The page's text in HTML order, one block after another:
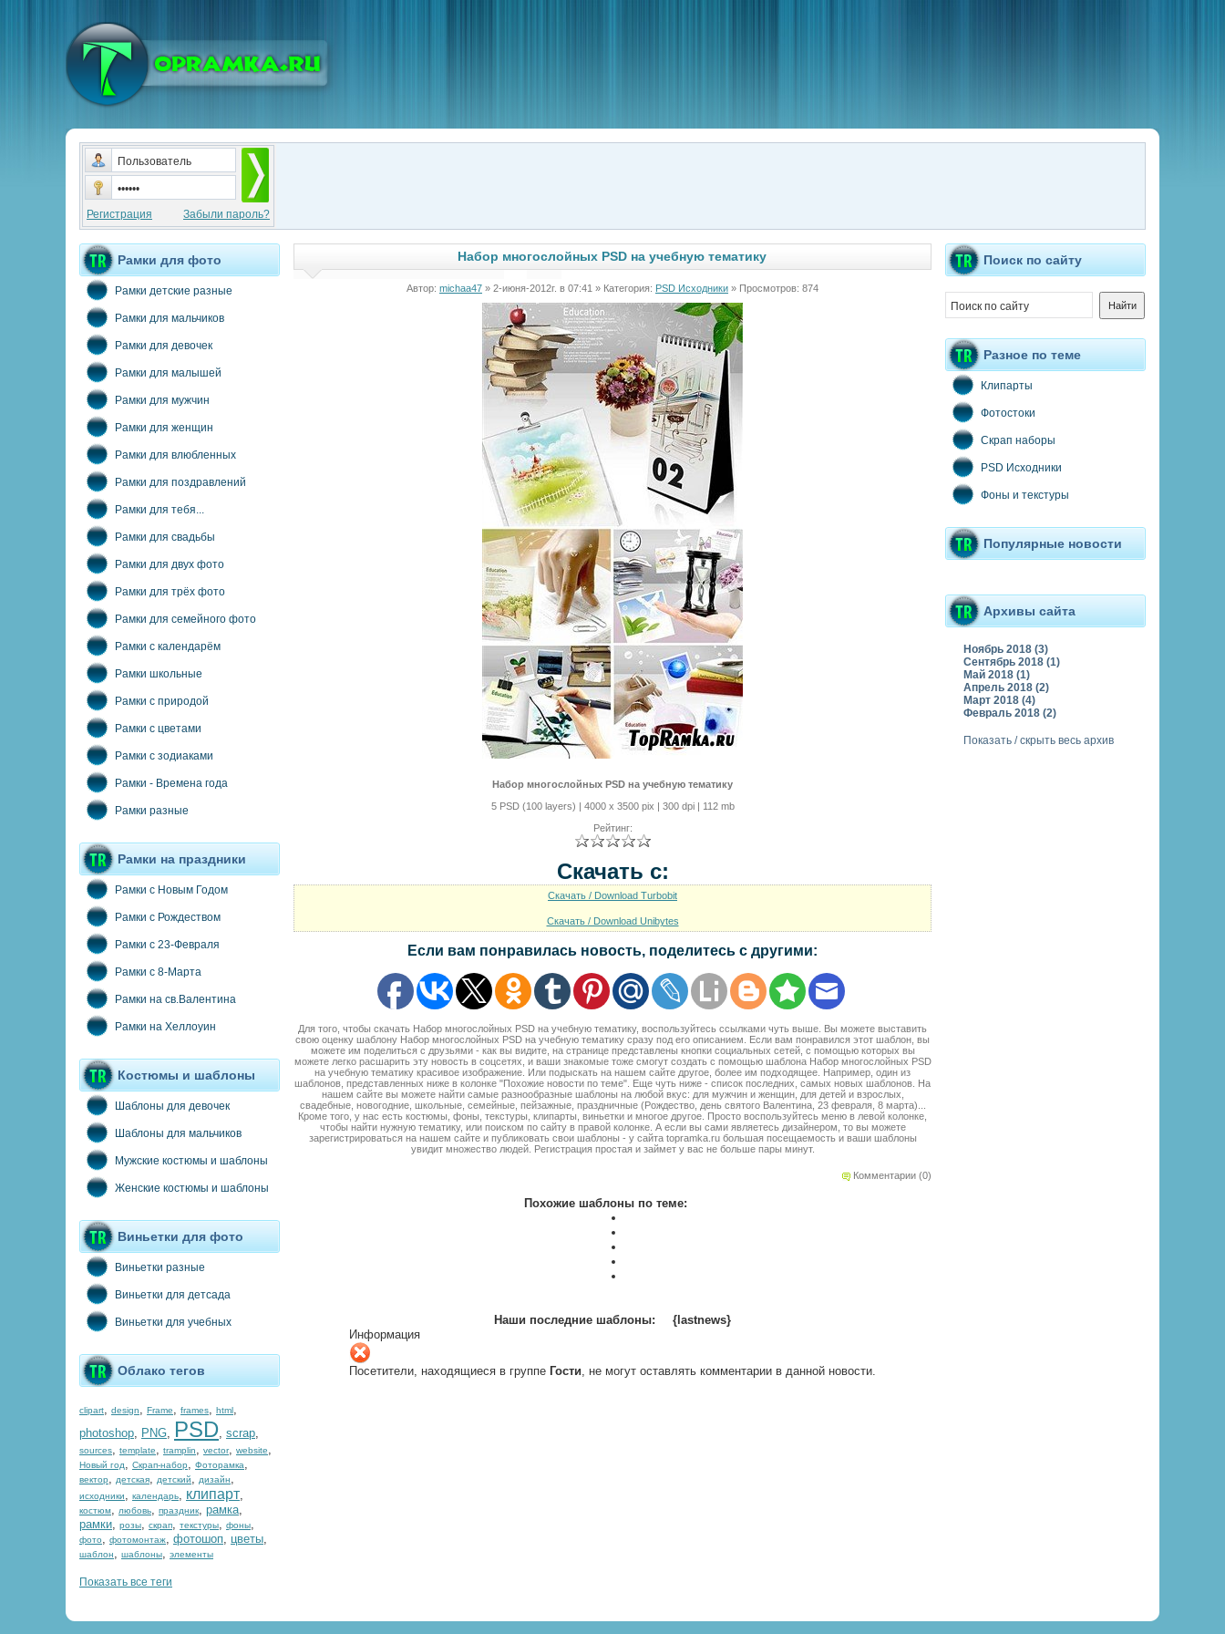
Регистрация Забыли пароль?
Рамки для фото
Рамки детские разные
Рамки для мальчиков
Рамки для девочек
Рамки для малышей
Рамки для мужчин
Рамки для женщин
Рамки для влюбленных
Рамки для поздравлений
Рамки для тебя...
Рамки для свадьбы
Рамки для двух фото
Рамки для трёх фото
Рамки для семейного фото
Рамки с календарём
Рамки школьные
Рамки с природой
Рамки с цветами
Рамки с зодиаками
Рамки - Времена года
Рамки разные
Рамки на праздники
Рамки с Новым Годом
Рамки с Рождеством
Рамки с 23-Февраля
Рамки с 8-Марта
Рамки на св.Валентина
Рамки на Хеллоуин
Костюмы и шаблоны
Шаблоны для девочек
Шаблоны для мальчиков
Мужские костюмы и шаблоны
Женские костюмы и шаблоны
Виньетки для фото
Виньетки разные
Виньетки для детсада
Виньетки для учебных
Облако тегов
clipart, design, Frame, frames, html,
photoshop, PNG, PSD, scrap,
sources, template, tramplin, vector, website,
Новый год, Скрап-набор, Фоторамка,
вектор, детская, детский, дизайн,
исходники, календарь, клипарт,
костюм, любовь, праздник, рамка,
рамки, розы, скрап, текстуры, фоны,
фото, фотомонтаж, фотошоп, цветы,
шаблон, шаблоны, элементы
Показать все теги
Набор многослойных PSD на учебную тематику
Автор: michaa47 » 2-июня-2012г. в 07:41 » Категория: PSD Исходники » Просмотров: 874
Набор многослойных PSD на учебную тематику
5 PSD (100 layers) | 4000 x 3500 pix | 300 dpi | 112 mb
Рейтинг:
Скачать с:
Скачать / Download Turbobit
Скачать / Download Unibytes
Если вам понравилась новость, поделитесь с другими:
Для того, чтобы скачать Набор многослойных PSD на учебную тематику, воспользуйтесь ссылками чуть выше. Вы можете выставить
свою оценку шаблону Набор многослойных PSD на учебную тематику сразу под его описанием. Если вам понравился этот шаблон, вы
можете им поделиться с друзьями - как вы видите, на странице представлены кнопки социальных сетей, с помощью которых вы
можете легко расшарить эту новость в соцсетях, и ваши знакомые тоже смогут создать с помощью шаблона Набор многослойных PSD
на учебную тематику красивое изображение. Или подыскать на нашем сайте другое, более им подходящее. Например, один из
шаблонов, представленных ниже в колонке "Похожие новости по теме". Еще чуть ниже - список последних, самых новых шаблонов. На
нашем сайте вы можете найти самые разнообразные шаблоны на любой вкус: для мужчин и женщин, для детей и взрослых,
свадебные, новогодние, школьные, семейные, пейзажные, праздничные (Рождество, день святого Валентина, 23 февраля, 8 марта)...
Кроме того, у нас есть костюмы, фоны, текстуры, клипарты, виньетки и многое другое. Просто воспользуйтесь меню в левой колонке,
чтобы найти нужную тематику, или поиском по сайту в правой колонке. А если вы сами являетесь дизайнером, то вы можете
зарегистрироваться на нашем сайте и публиковать свои шаблоны - у сайта topramka.ru большая посещаемость и ваши шаблоны
увидит множество людей. Регистрация простая и займет у вас не больше пары минут.
Комментарии (0)
Похожие шаблоны по теме:
Наши последние шаблоны:
{lastnews}
Информация
Посетители, находящиеся в группе Гости, не могут оставлять комментарии в данной новости.
Поиск по сайту
Разное по теме
Клипарты
Фотостоки
Скрап наборы
PSD Исходники
Фоны и текстуры
Популярные новости
Архивы сайта
Ноябрь 2018 (3)
Сентябрь 2018 (1)
Май 2018 (1)
Апрель 2018 (2)
Март 2018 (4)
Февраль 2018 (2)
Показать / скрыть весь архив